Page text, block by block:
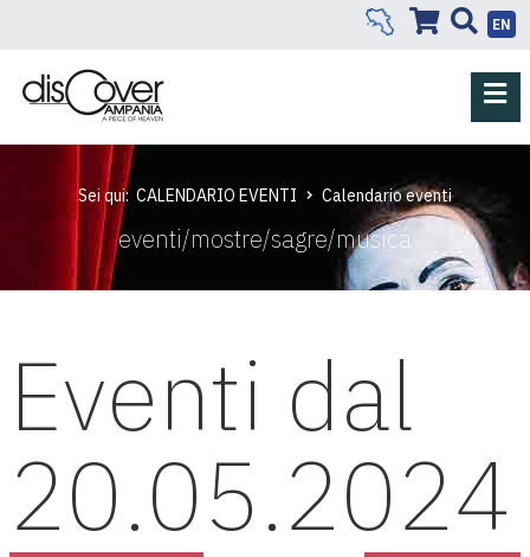
EN
Sei qui: CALENDARIO EVENTI Calendario eventi
eventi/mostre/sagre/musica
Eventi dal
20.05.2024